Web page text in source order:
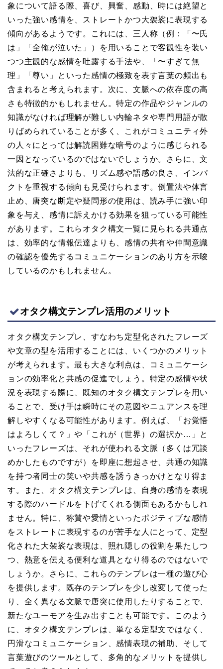
象について語る際、喜び、興奮、感動、時には絶望と
いった強い感情を、ストレートかつ大袈裟に表現する
傾向があるようです。これには、三人称（例：「〜氏
は」「全俺が泣いた」）を用いることで客観性を装い
つつ主観的な感情を吐露する手法や、「〜すぎて無
理」「尊い」といった感情の極致を表す言葉の頻出も
含まれると考えられます。次に、文脈への依存度の高
さも特徴的かもしれません。特定の作品やジャンルの
知識がなければ理解が難しい内輪ネタや専門用語が散
りばめられていることが多く、これがコミュニティ外
の人々にとっては解読困難な暗号のように感じられる
一因となっているのではないでしょうか。さらに、文
法的な正確さよりも、リズム感や語感の良さ、インパ
クトを重視する傾向も見受けられます。倒置法や体言
止め、唐突な断定や疑問形の使用は、読み手に強い印
象を与え、感情に訴えかける効果を狙っている可能性
があります。これらオタク構文一覧に見られる共通点
は、効率的な情報伝達よりも、感情の共有や仲間意識
の確認を優先するコミュニケーションのあり方を示唆
しているのかもしれません。
オタク構文テンプレ活用のメリット
オタク構文テンプレ、すなわち定型化されたフレーズ
や文章の型を活用することには、いくつかのメリット
が考えられます。最も大きな利点は、コミュニケーシ
ョンの効率化と共感の促進でしょう。特定の感情や状
況を表現する際に、既知のオタク構文テンプレを用い
ることで、受け手は瞬時にその意図やニュアンスを理
解しやすくなる可能性があります。例えば、「お覚悟
はよろしくて？」や「これが（世界）の選択か…」と
いったフレーズは、それが使われる文脈（多くは冗談
めかしたものですが）を即座に想起させ、共通の知識
を持つ者同士の笑いや共感を誘うきっかけとなり得ま
す。また、オタク構文テンプレは、自身の感情を表現
する際のハードルを下げてくれる側面もあるかもしれ
ません。特に、称賛や愛情といったポジティブな感情
をストレートに表現するのが苦手な人にとって、定型
化された大袈裟な表現は、照れ隠しの役割を果たしつ
つ、熱意を伝える便利な道具となり得るのではないで
しょうか。さらに、これらのテンプレは一種の遊び心
を提供します。既存のテンプレを少し改変して使った
り、全く異なる文脈で唐突に使用したりすることで、
新たなユーモアを生み出すことも可能です。このよう
に、オタク構文テンプレは、単なる定型文ではなく、
円滑なコミュニケーション、感情表現の補助、そして
言葉遊びのツールとして、多角的なメリットを提供し